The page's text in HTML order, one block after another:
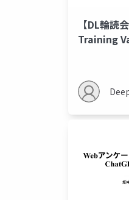
【DL輪読
Training